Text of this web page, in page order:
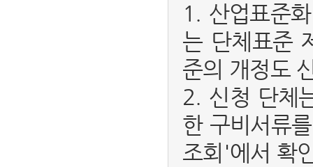
1. 산업표준
는 단체표준
준의 개정도
2. 신청 단체
한 구비서류
조회'에서 확